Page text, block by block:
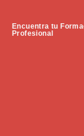
Encuentra tu
Profesional